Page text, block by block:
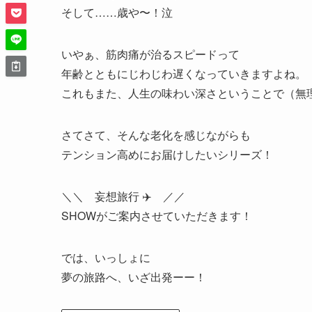
そして……歳や〜！泣
いやぁ、筋肉痛が治るスピードって
年齢とともにじわじわ遅くなっていきますよね。
これもまた、人生の味わい深さということで（無
さてさて、そんな老化を感じながらも
テンション高めにお届けしたいシリーズ！
＼＼ 妄想旅行 ✈️ ／／
SHOWがご案内させていただきます！
では、いっしょに
夢の旅路へ、いざ出発ーー！